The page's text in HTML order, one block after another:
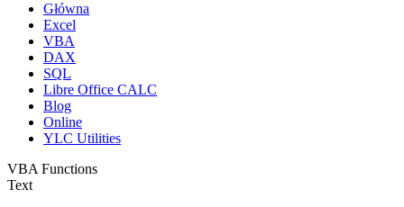
Główna
Excel
VBA
DAX
SQL
Libre Office CALC
Blog
Online
YLC Utilities
VBA Functions
Text